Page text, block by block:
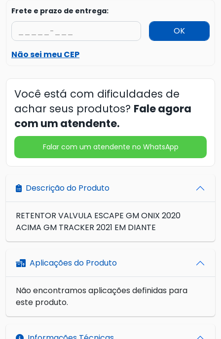
Frete e prazo de entrega:
OK
Não sei meu CEP
Você está com dificuldades de
achar seus produtos? Fale agora
com um atendente.
Falar com um atendente no WhatsApp
Descrição do Produto
RETENTOR VALVULA ESCAPE GM ONIX 2020
ACIMA GM TRACKER 2021 EM DIANTE
Aplicações do Produto
Não encontramos aplicações definidas para
este produto.